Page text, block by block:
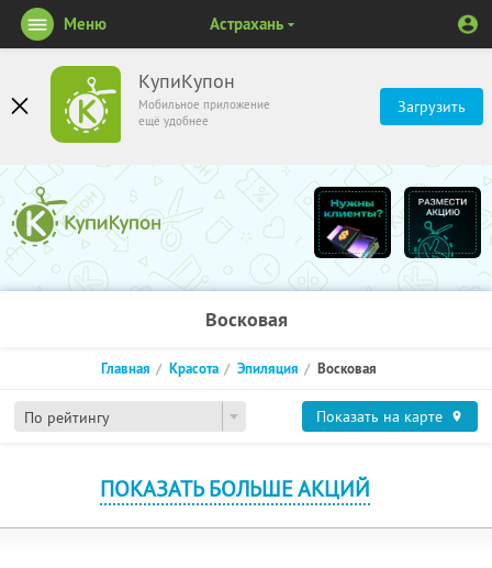
КупиКупон
Мобильное приложение
ещё удобнее
Загрузить
Меню Астрахань
Восковая
По рейтингу
Главная Красота Эпиляция Восковая
Показать на карте
ПОКАЗАТЬ БОЛЬШЕ АКЦИЙ